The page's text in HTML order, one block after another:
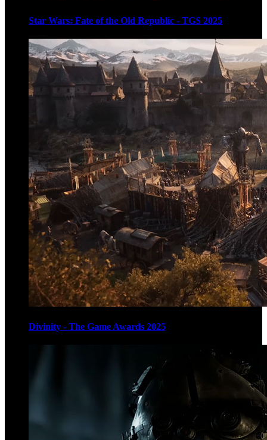
Star Wars: Fate of the Old Republic - TGS 2025
Divinity - The Game Awards 2025